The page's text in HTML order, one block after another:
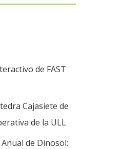
de FAST
Cajasiete de
de la ULL
de Dinosol: